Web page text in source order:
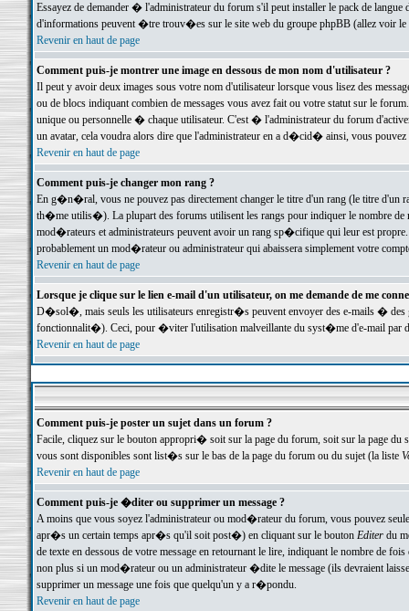
Essayez de demander � l'administrateur du forum s'il peut installer le pack de
d'informations peuvent �tre trouv�es sur le site web du groupe phpBB (allez voir le
Revenir en haut de page
Comment puis-je montrer une image en dessous de mon nom d'utilisateur ?
Il peut y avoir deux images sous votre nom d'utilisateur lorsque vous lisez des
ou de blocs indiquant combien de messages vous avez fait ou votre statut sur le
unique ou personnelle � chaque utilisateur. C'est � l'administrateur du forum
un avatar, cela voudra alors dire que l'administrateur en a d�cid� ainsi, vous
Revenir en haut de page
Comment puis-je changer mon rang ?
En g�n�ral, vous ne pouvez pas directement changer le titre d'un rang (le titre d'un
th�me utilis�). La plupart des forums utilisent les rangs pour indiquer le nombre de
mod�rateurs et administrateurs peuvent avoir un rang sp�cifique qui leur est
probablement un mod�rateur ou administrateur qui abaissera simplement votre
Revenir en haut de page
Lorsque je clique sur le lien e-mail d'un utilisateur, on me demande de me
D�sol�, mais seuls les utilisateurs enregistr�s peuvent envoyer des e-mails �
fonctionnalit�). Ceci, pour �viter l'utilisation malveillante du syst�me d'e-mail par
Revenir en haut de page
Comment puis-je poster un sujet dans un forum ?
Facile, cliquez sur le bouton appropri� soit sur la page du forum, soit sur la page du
vous sont disponibles sont list�s sur le bas de la page du forum ou du sujet (la liste
Revenir en haut de page
Comment puis-je �diter ou supprimer un message ?
A moins que vous soyez l'administrateur ou mod�rateur du forum, vous pouvez
apr�s un certain temps apr�s qu'il soit post�) en cliquant sur le bouton Editerdu
de texte en dessous de votre message en retournant le lire, indiquant le nombre
non plus si un mod�rateur ou un administrateur �dite le message (ils devraient
supprimer un message une fois que quelqu'un y a r�pondu.
Revenir en haut de page